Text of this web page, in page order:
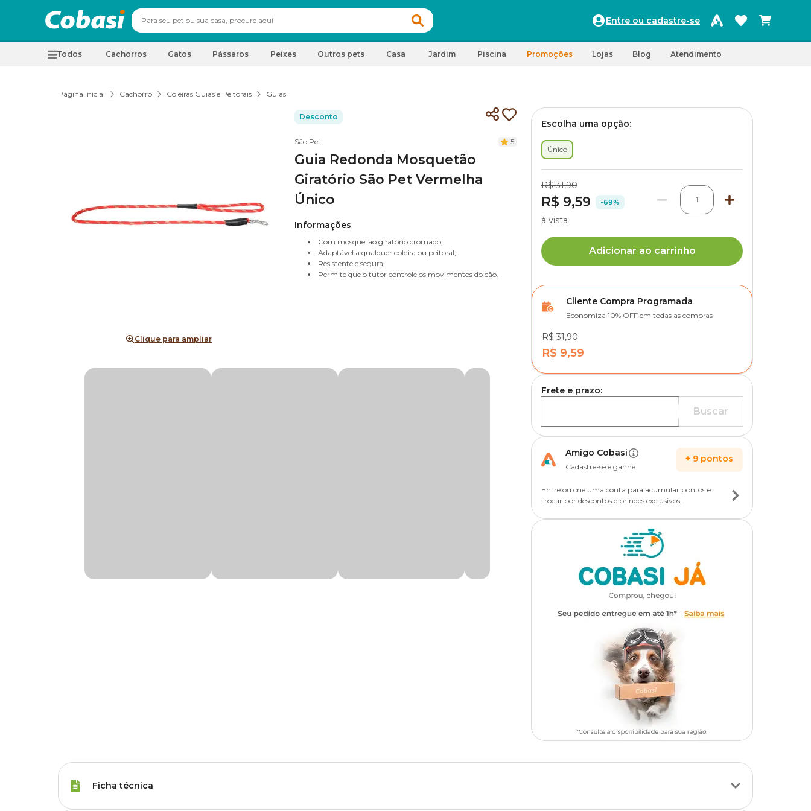
Entre ou cadastre-se
Todos Cachorros Gatos Pássaros Peixes Outros pets Casa Jardim Piscina Promoções Lojas Blog Atendimento
Página inicial Cachorro Coleiras Guias e Peitorais Guias
Clique para ampliar
Desconto
São Pet 5
Guia Redonda Mosquetão
Giratório São Pet Vermelha
Único
Informações
Com mosquetão giratório cromado;
Adaptável a qualquer coleira ou peitoral;
Resistente e segura;
Permite que o tutor controle os movimentos do cão.
Escolha uma opção:
Único
R$ 31,90
R$ 9,59 -69% 1
à vista
Adicionar ao carrinho
Cliente Compra Programada
Economiza 10% OFF em todas as compras
R$ 31,90
R$ 9,59
Frete e prazo:
Buscar
Amigo Cobasi
Cadastre-se e ganhe
+ 9 pontos
Entre ou crie uma conta para acumular pontos e
trocar por descontos e brindes exclusivos.
Ficha técnica